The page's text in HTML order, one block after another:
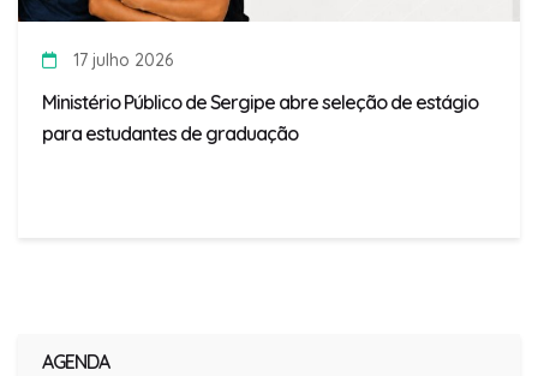
17 julho 2026
Ministério Público de Sergipe abre seleção de estágio
para estudantes de graduação
AGENDA